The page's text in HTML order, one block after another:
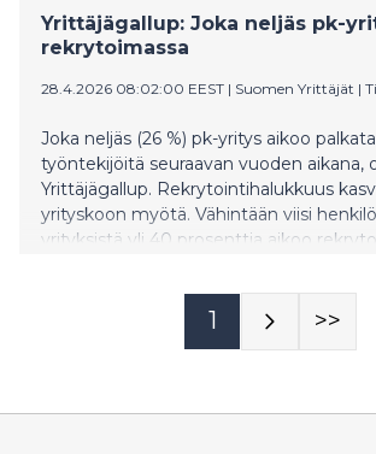
Yrittäjägallup: Joka neljäs pk-
rekrytoimassa
28.4.2026 08:02:00 EEST | Suomen Yrittäjät |
Joka neljäs (26 %) pk-yritys aikoo
työntekijöitä seuraavan vuoden aikana,
Yrittäjägallup. Rekrytointihalukkuus
yrityskoon myötä. Vähintään viisi
yrityksistä yli 40 prosenttia aikoo
1 >>